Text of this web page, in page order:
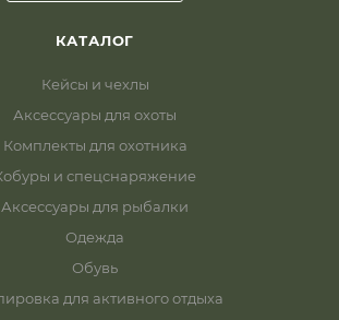
КАТАЛОГ
Кейсы и чехлы
Аксессуары для охоты
Комплекты для охотника
и спецснаряжение
Аксессуары для рыбалки
Одежда
Обувь
для активного отдыха